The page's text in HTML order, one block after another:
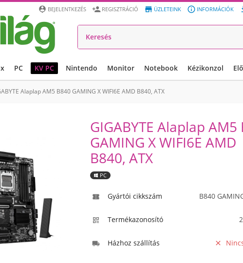
 INFORMÁCIÓK
 ÜZLETEINK
 REGISZTRÁCIÓ
 BEJELENTKEZÉS
PC KV PC Nintendo Monitor Notebook Kézikonzol
Alaplap AM5 B840 GAMING X WIFI6E AMD B840, ATX
GIGABYTE Alaplap AM5
GAMING X WIFI6E AMD
B840, ATX
PC
 Gyártói cikkszám B840
 Termékazonosító
 Házhoz szállítás 